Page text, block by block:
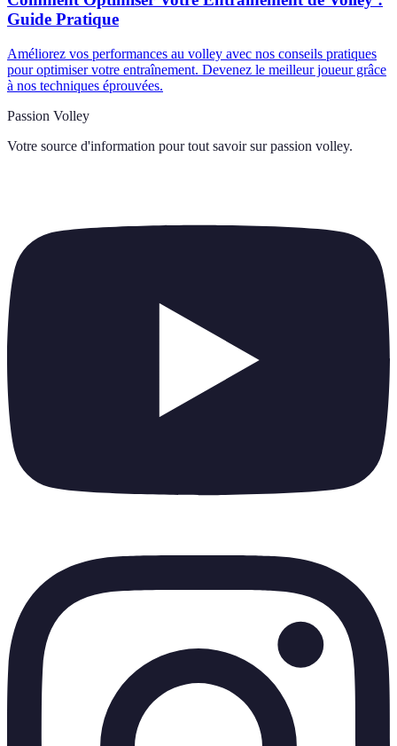
Guide Pratique
Améliorez vos performances au volley avec nos conseils pratiques
pour optimiser votre entraînement. Devenez le meilleur joueur grâce
à nos techniques éprouvées.
Passion Volley
Votre source d'information pour tout savoir sur passion volley.